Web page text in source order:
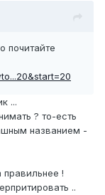
почитайте
...
? то-есть
названием -
!
..